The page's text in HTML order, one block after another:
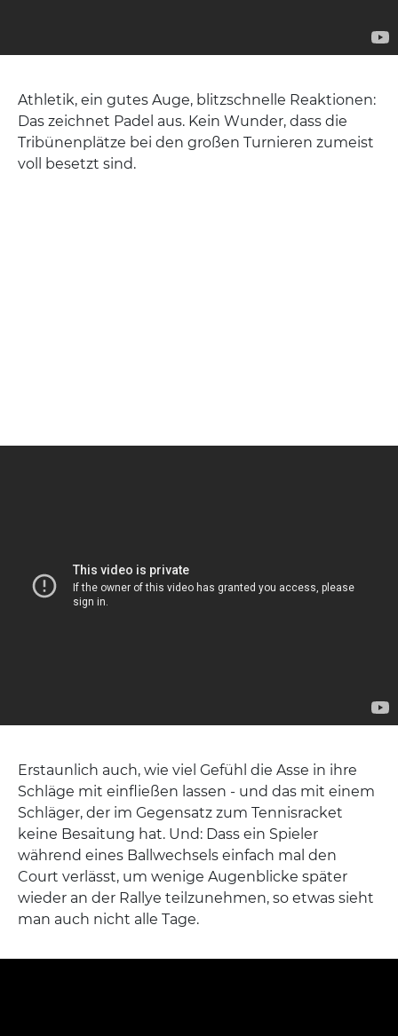
Athletik, ein gutes Auge, blitzschnelle Reaktionen:
Das zeichnet Padel aus. Kein Wunder, dass die
Tribünenplätze bei den großen Turnieren zumeist
voll besetzt sind.
Erstaunlich auch, wie viel Gefühl die Asse in ihre
Schläge mit einfließen lassen - und das mit einem
Schläger, der im Gegensatz zum Tennisracket
keine Besaitung hat. Und: Dass ein Spieler
während eines Ballwechsels einfach mal den
Court verlässt, um wenige Augenblicke später
wieder an der Rallye teilzunehmen, so etwas sieht
man auch nicht alle Tage.